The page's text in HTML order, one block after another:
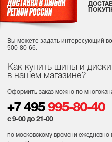
Как купить шины и диски
в нашем магазине?
Оформить заказ можно по
+7 495 995-80-40
с 9-00 до 21-00
по московскому времени ежедневно
Вы можете задать интересующий
500-80-66.